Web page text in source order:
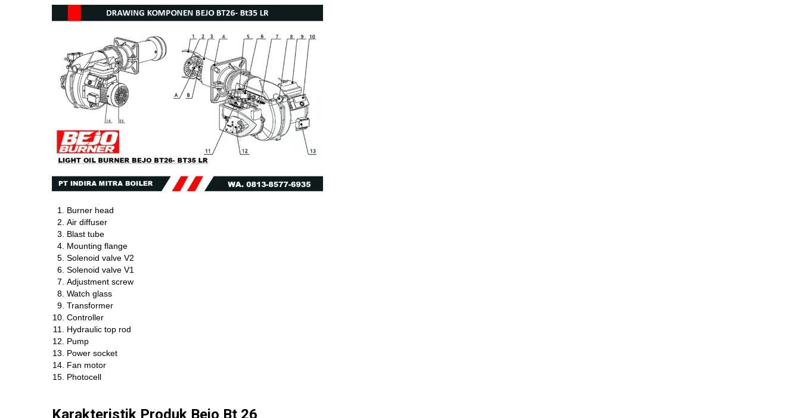
Burner head
Air diffuser
Blast tube
Mounting flange
Solenoid valve V2
Solenoid valve V1
Adjustment screw
Watch glass
Transformer
Controller
Hydraulic top rod
Pump
Power socket
Fan motor
Photocell
Karakteristik Produk Bejo Bt 26